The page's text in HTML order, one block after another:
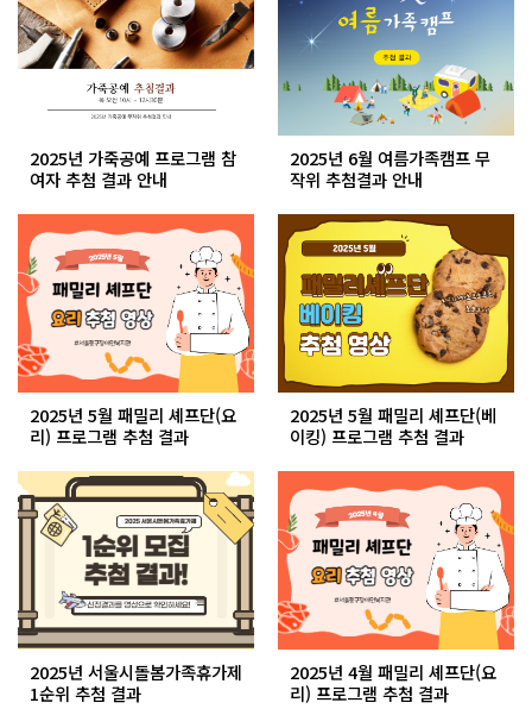
2025년 가죽공예 프로그램 참
여자 추첨 결과 안내
2025년 6월 여름가족캠프 무
작위 추첨결과 안내
2025년 5월 패밀리 셰프단(요
리) 프로그램 추첨 결과
2025년 5월 패밀리 셰프단(베
이킹) 프로그램 추첨 결과
2025년 서울시돌봄가족휴가제
1순위 추첨 결과
2025년 4월 패밀리 셰프단(요
리) 프로그램 추첨 결과